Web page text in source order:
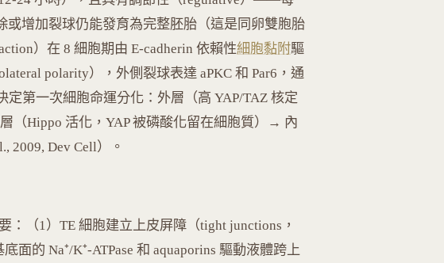
或增加裂球仍能發育為完整胚胎（這是同卵雙胞胎
）在 8 細胞期由 E-cadherin 依賴性細胞黏附驅
polarity），外側裂球表達 aPKC 和 Par6，通
定第一次細胞命運分化：外層（高 YAP/TAZ 核定
層（Hippo 活化，YAP 被磷酸化留在細胞質）→ 內
2009, Dev Cell）。
：（1）TE 細胞建立上皮屏障（tight junctions，
面的 Na⁺/K⁺-ATPase 和 aquaporins 驅動液體跨上